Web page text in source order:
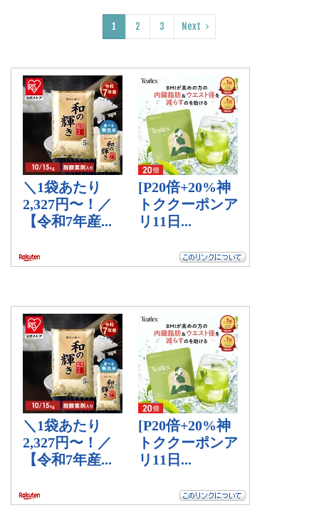
1 2 3 Next